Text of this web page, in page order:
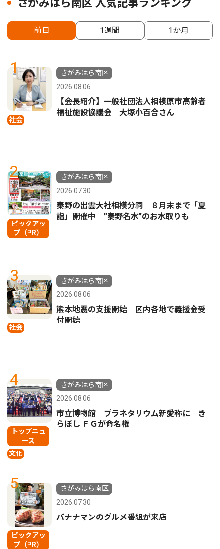
さがみはら南区 人気記事ランキング
前日 1週間 1か月
1
社会
さがみはら南区
2026.08.06
【会長紹介】一般社団法人相模原市高齢者
福祉施設協議会 大塚小百合さん
2
ピックアッ
プ（PR）
さがみはら南区
2026.07.30
秦野の出雲大社相模分祠 ８月末まで「夏
詣」開催中 ”秦野名水”のお水取りも
3
社会
さがみはら南区
2026.08.06
熊本地震の支援開始 区内各地で義援金受
付開始
4
トップニュ
ース
文化
さがみはら南区
2026.08.06
市立博物館 プラネタリウム新愛称に き
らぼし ＦＧが命名権
5
ピックアッ
プ（PR）
さがみはら南区
2026.07.30
バナナマンのグルメ番組が来店